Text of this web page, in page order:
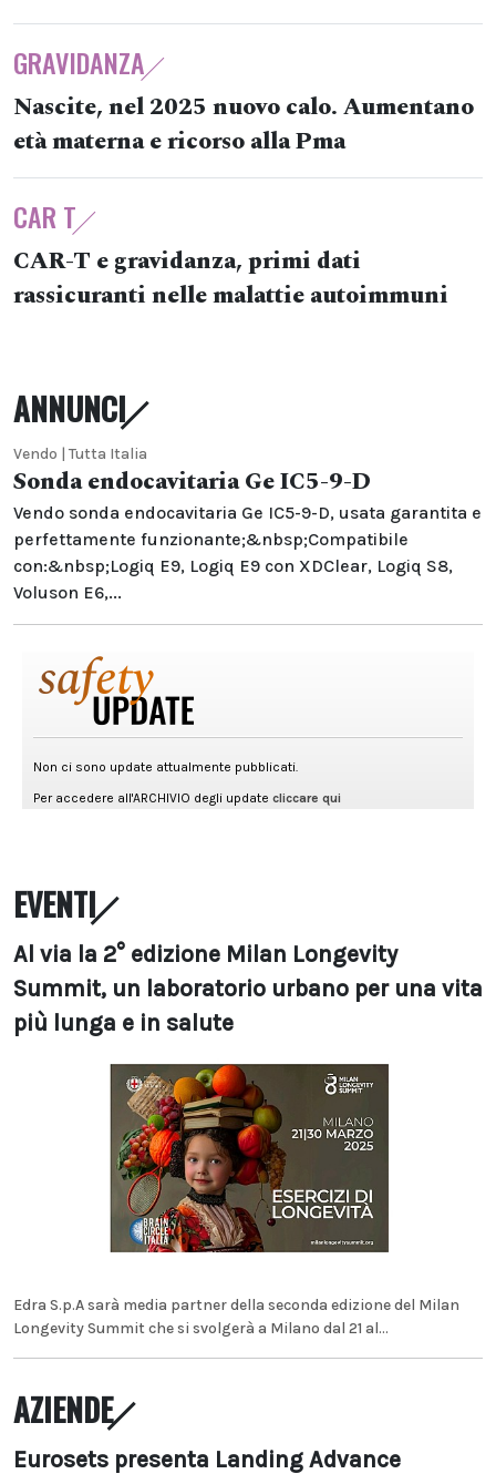
GRAVIDANZA
Nascite, nel 2025 nuovo calo. Aumentano
età materna e ricorso alla Pma
CAR T
CAR-T e gravidanza, primi dati
rassicuranti nelle malattie autoimmuni
ANNUNCI
Vendo | Tutta Italia
Sonda endocavitaria Ge IC5-9-D
Vendo sonda endocavitaria Ge IC5-9-D, usata garantita e
perfettamente funzionante;&nbsp;Compatibile
con:&nbsp;Logiq E9, Logiq E9 con XDClear, Logiq S8,
Voluson E6,...
EVENTI
Al via la 2° edizione Milan Longevity
Summit, un laboratorio urbano per una vita
più lunga e in salute
Edra S.p.A sarà media partner della seconda edizione del Milan
Longevity Summit che si svolgerà a Milano dal 21 al...
AZIENDE
Eurosets presenta Landing Advance